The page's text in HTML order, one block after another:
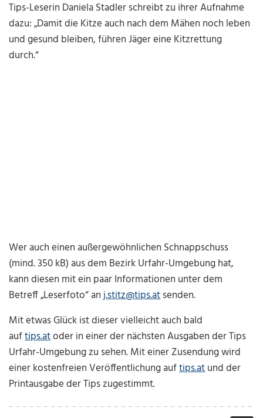
Tips-Leserin Daniela Stadler schreibt zu ihrer Aufnahme
dazu: „Damit die Kitze auch nach dem Mähen noch leben
und gesund bleiben, führen Jäger eine Kitzrettung
durch.“
Wer auch einen außergewöhnlichen Schnappschuss
(mind. 350 kB) aus dem Bezirk Urfahr-Umgebung hat,
kann diesen mit ein paar Informationen unter dem
Betreff „Leserfoto“ anj.stitz@tips.atsenden.
Mit etwas Glück ist dieser vielleicht auch bald
auftips.atoder in einer der nächsten Ausgaben der Tips
Urfahr-Umgebung zu sehen.Mit einer Zusendung wird
einer kostenfreien Veröffentlichung auftips.atund der
Printausgabe der Tips zugestimmt.